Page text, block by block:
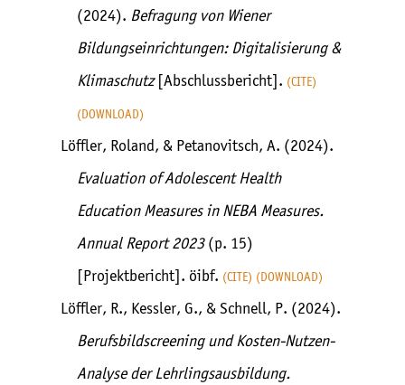
(2024). Befragung von Wiener
Bildungseinrichtungen: Digitalisierung &
Klimaschutz[Abschlussbericht]. CITE
DOWNLOAD
Löffler, Roland, & Petanovitsch, A. (2024).
Evaluation of Adolescent Health
Education Measures in NEBA Measures.
Annual Report 2023(p. 15)
[Projektbericht]. öibf.
CITE DOWNLOAD
Löffler, R., Kessler, G., & Schnell, P. (2024).
Berufsbildscreening und Kosten-Nutzen-
Analyse der Lehrlingsausbildung.